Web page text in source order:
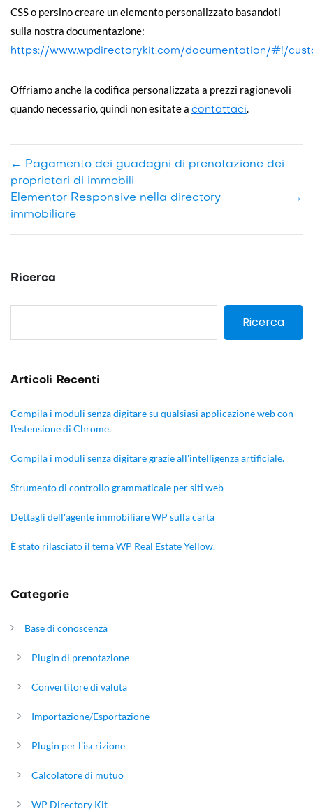
CSS o persino creare un elemento personalizzato basandoti
sulla nostra documentazione:
https://www.wpdirectorykit.com/documentation/#!/
Offriamo anche la codifica personalizzata a prezzi ragionevoli
quando necessario, quindi non esitate a contattaci.
← Pagamento dei guadagni di prenotazione dei
proprietari di immobili
→
Elementor Responsive nella directory
immobiliare
Ricerca
Ricerca
Articoli Recenti
Compila i moduli senza digitare su qualsiasi applicazione web con
l'estensione di Chrome.
Compila i moduli senza digitare grazie all'intelligenza artificiale.
Strumento di controllo grammaticale per siti web
Dettagli dell'agente immobiliare WP sulla carta
È stato rilasciato il tema WP Real Estate Yellow.
Categorie
Base di conoscenza
Plugin di prenotazione
Convertitore di valuta
Importazione/Esportazione
Plugin per l'iscrizione
Calcolatore di mutuo
WP Directory Kit